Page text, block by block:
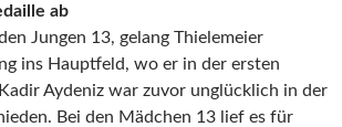
ab
Jungen 13, gelang Thielemeier
ins Hauptfeld, wo er in der ersten
Aydeniz war zuvor unglücklich in der
Bei den Mädchen 13 lief es für